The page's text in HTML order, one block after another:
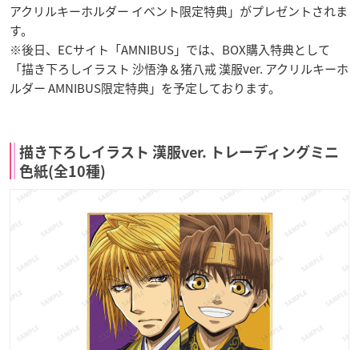
アクリルキーホルダー イベント限定特典」がプレゼントされま
す。
※後日、ECサイト「AMNIBUS」では、BOX購入特典として
「描き下ろしイラスト 沙悟浄＆猪八戒 漢服ver. アクリルキーホ
ルダー AMNIBUS限定特典」を予定しております。
描き下ろしイラスト 漢服ver. トレーディングミニ
色紙(全10種)